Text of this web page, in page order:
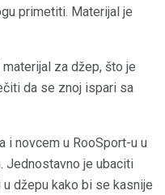
primetiti. Materijal je
za džep, što je
da se znoj ispari sa
i novcem u RooSport-u u
Jednostavno je ubaciti
džepu kako bi se kasnije